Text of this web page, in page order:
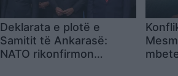
Deklarata e plotë e
Samitit të Ankarasë:
NATO rikonfirmon